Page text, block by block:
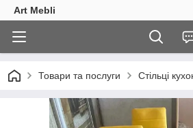
Art Mebli
Товари та послуги Стільці